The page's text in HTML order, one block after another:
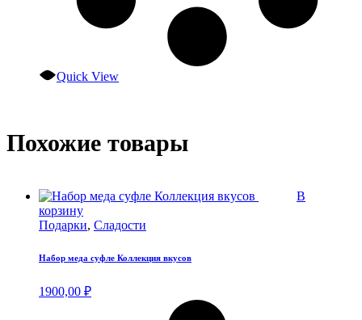
Quick View
Похожие товары
В
корзину
Подарки, Сладости
Набор меда суфле Коллекция вкусов
1900,00 ₽